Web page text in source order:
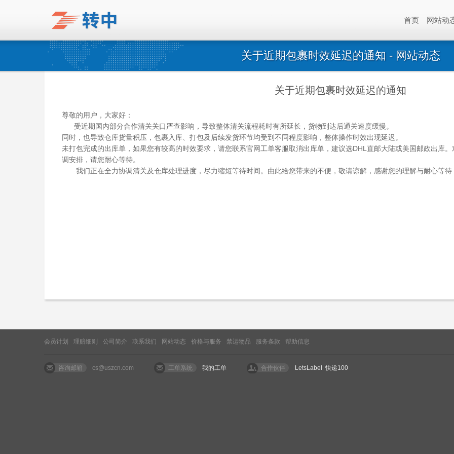
首页 网站动
关于近期包裹时效延迟的通知 - 网站动态
关于近期包裹时效延迟的通知
尊敬的用户，大家好：
受近期国内部分合作清关关口严查影响，导致整体清关流程耗时有所延长，货物到达后通关速度缓慢。
同时，也导致仓库货量积压，包裹入库、打包及后续发货环节均受到不同程度影响，整体操作时效出现延迟。
未打包完成的出库单，如果您有较高的时效要求，请您联系官网工单客服取消出库单，建议选DHL直邮大陆或美国邮政出库
调安排，请您耐心等待。
我们正在全力协调清关及仓库处理进度，尽力缩短等待时间。由此给您带来的不便，敬请谅解，感谢您的理解与耐心等待
会员计划 理赔细则 公司简介 联系我们 网站动态 价格与服务 禁运物品 服务条款 帮助信息
咨询邮箱 cs@uszcn.com 工单系统 我的工单 合作伙伴 LetsLabel 快递100